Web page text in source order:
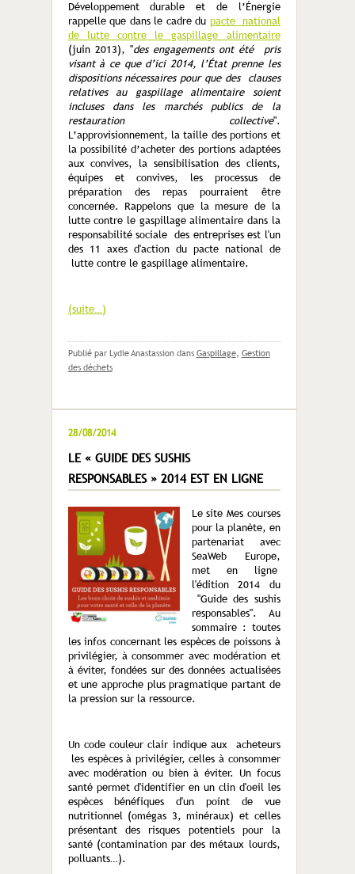
Développement durable et de l’Énergie
rappelle que dans le cadre du pacte national
de lutte contre le gaspillage alimentaire
(juin 2013), "des engagements ont été pris
visant à ce que d’ici 2014, l’État prenne les
dispositions nécessaires pour que des clauses
relatives au gaspillage alimentaire soient
incluses dans les marchés publics de la
restauration collective".
L’approvisionnement, la taille des portions et
la possibilité d’acheter des portions adaptées
aux convives, la sensibilisation des clients,
équipes et convives, les processus de
préparation des repas pourraient être
concernée. Rappelons que la mesure de la
lutte contre le gaspillage alimentaire dans la
responsabilité sociale des entreprises est l'un
des 11 axes d'action du pacte national de
lutte contre le gaspillage alimentaire.
(suite…)
Publié par Lydie Anastassion dans Gaspillage, Gestion
des déchets
28/08/2014
LE « GUIDE DES SUSHIS
RESPONSABLES » 2014 EST EN LIGNE
Le site Mes courses
pour la planète, en
partenariat avec
SeaWeb Europe,
met en ligne
l'édition 2014 du
"Guide des sushis
responsables". Au
sommaire : toutes
les infos concernant les espèces de poissons à
privilégier, à consommer avec modération et
à éviter, fondées sur des données actualisées
et une approche plus pragmatique partant de
la pression sur la ressource.
Un code couleur clair indique aux acheteurs
les espèces à privilégier, celles à consommer
avec modération ou bien à éviter. Un focus
santé permet d'identifier en un clin d'oeil les
espèces bénéfiques d'un point de vue
nutritionnel (omégas 3, minéraux) et celles
présentant des risques potentiels pour la
santé (contamination par des métaux lourds,
polluants…).